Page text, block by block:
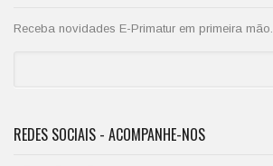
Receba novidades E-Primatur em primeira mão.
REDES SOCIAIS - ACOMPANHE-NOS